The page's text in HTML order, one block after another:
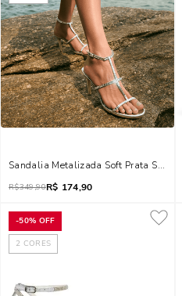
Sandalia Metalizada Soft Prata Salto
R$349,90R$ 174,90
-50% OFF
2 CORES